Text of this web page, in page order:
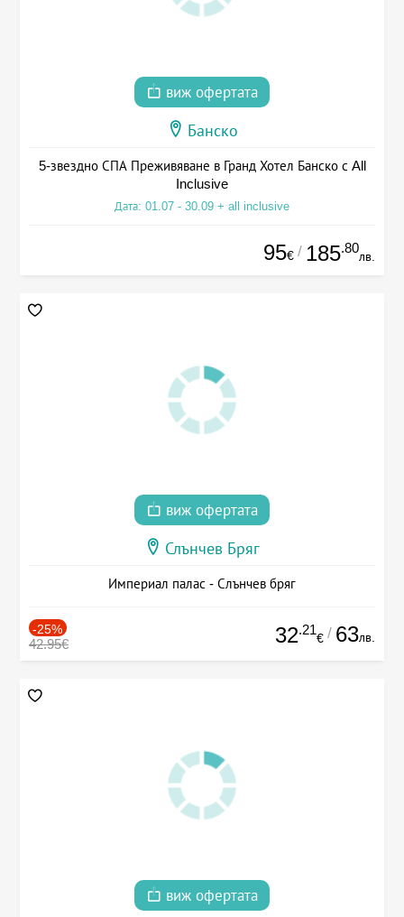
виж офертата
Банско
5-звездно СПА Преживяване в Гранд Хотел Банско с All
Inclusive
Дата: 01.07 - 30.09 + all inclusive
95€ / 185.80
лв.
виж офертата
Слънчев Бряг
Империал палас - Слънчев бряг
-25%
42.95€ 32.21
€ / 63лв.
виж офертата